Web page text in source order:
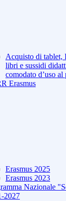
Acquisto di tablet,
libri e sussidi
comodato d’uso al
Erasmus
Erasmus 2025
Erasmus 2023
Nazionale
2027